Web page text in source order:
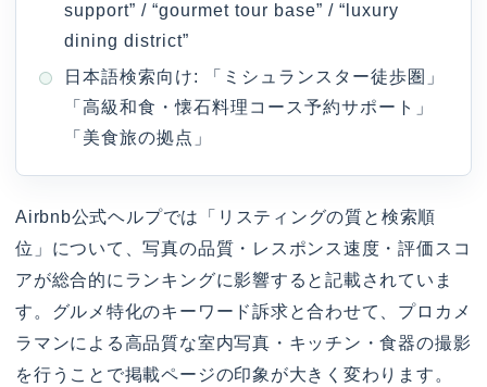
support” / “gourmet tour base” / “luxury
dining district”
日本語検索向け: 「ミシュランスター徒歩圏」
「高級和食・懐石料理コース予約サポート」
「美食旅の拠点」
Airbnb公式ヘルプでは「リスティングの質と検索順
位」について、写真の品質・レスポンス速度・評価スコ
アが総合的にランキングに影響すると記載されていま
す。グルメ特化のキーワード訴求と合わせて、プロカメ
ラマンによる高品質な室内写真・キッチン・食器の撮影
を行うことで掲載ページの印象が大きく変わります。